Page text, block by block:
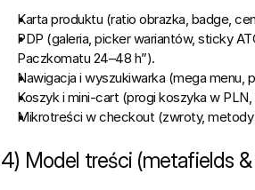
Karta produktu (ratio obrazka, badge,
PDP (galeria, picker wariantów, sticky
Paczkomatu 24–48 h”).
Nawigacja i wyszukiwarka (mega menu,
Koszyk i mini‑cart (progi koszyka w
Mikrotreści w checkout (zwroty, metody
4) Model treści (metafields